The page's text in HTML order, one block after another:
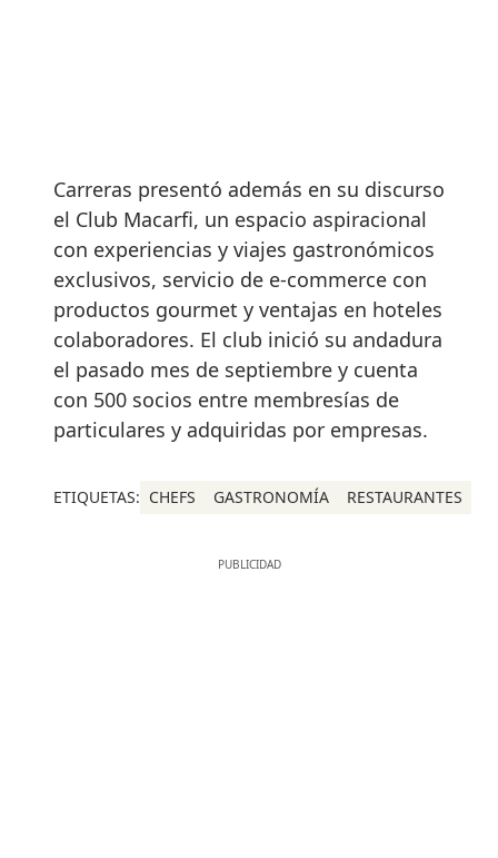
Carreras presentó además en su discurso
el Club Macarfi, un espacio aspiracional
con experiencias y viajes gastronómicos
exclusivos, servicio de e-commerce con
productos gourmet y ventajas en hoteles
colaboradores. El club inició su andadura
el pasado mes de septiembre y cuenta
con 500 socios entre membresías de
particulares y adquiridas por empresas.
ETIQUETAS: CHEFS GASTRONOMÍA RESTAURANTES